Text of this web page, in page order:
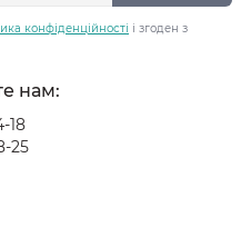
конфіденційності і згоден з
нам:
18
25